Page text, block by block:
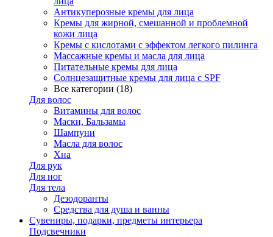
Антикуперозные кремы для лица
Кремы для жирной, смешанной и проблемной
кожи лица
Кремы с кислотами с эффектом легкого пилинга
Массажные кремы и масла для лица
Питательные кремы для лица
Солнцезащитные кремы для лица с SPF
Все категории (18)
Для волос
Витамины для волос
Маски, Бальзамы
Шампуни
Масла для волос
Хна
Для рук
Для ног
Для тела
Дезодоранты
Средства для душа и ванны
Сувениры, подарки, предметы интерьера
Подсвечники